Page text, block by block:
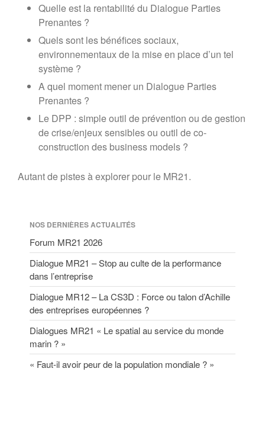
Quelle est la rentabilité du Dialogue Parties
Prenantes ?
Quels sont les bénéfices sociaux,
environnementaux de la mise en place d’un tel
système ?
A quel moment mener un Dialogue Parties
Prenantes ?
Le DPP : simple outil de prévention ou de gestion
de crise/enjeux sensibles ou outil de co-
construction des business models ?
Autant de pistes à explorer pour le MR21.
NOS DERNIÈRES ACTUALITÉS
Forum MR21 2026
Dialogue MR21 – Stop au culte de la performance
dans l’entreprise
Dialogue MR12 – La CS3D : Force ou talon d’Achille
des entreprises européennes ?
Dialogues MR21 « Le spatial au service du monde
marin ? »
« Faut-il avoir peur de la population mondiale ? »